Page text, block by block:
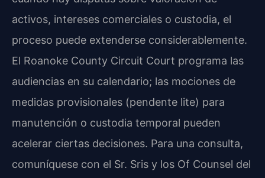
activos, intereses comerciales o custodia, el
proceso puede extenderse considerablemente.
El Roanoke County Circuit Court programa las
audiencias en su calendario; las mociones de
medidas provisionales (pendente lite) para
manutención o custodia temporal pueden
acelerar ciertas decisiones. Para una consulta,
comuníquese con el Sr. Sris y los Of Counsel del